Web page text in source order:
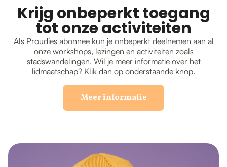
Krijg onbeperkt toegang
tot onze activiteiten
Als Proudies abonnee kun je onbeperkt deelnemen aan al
onze workshops, lezingen en activiteiten zoals
stadswandelingen. Wil je meer informatie over het
lidmaatschap? Klik dan op onderstaande knop.
Meer informatie